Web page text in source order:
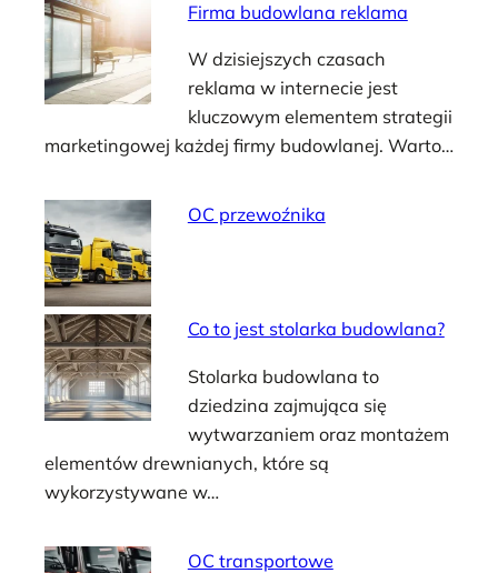
Firma budowlana reklama
W dzisiejszych czasach
reklama w internecie jest
kluczowym elementem strategii
marketingowej każdej firmy budowlanej. Warto…
OC przewoźnika
Co to jest stolarka budowlana?
Stolarka budowlana to
dziedzina zajmująca się
wytwarzaniem oraz montażem
elementów drewnianych, które są
wykorzystywane w…
OC transportowe